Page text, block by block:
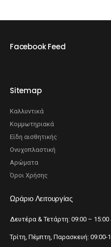
Facebook Feed
Sitemap
Καλλυντικά
Κομμωτηριακά
Είδη αισθητικής
Ονυχοπλαστική
Αρώματα
Όροι Χρήσης
Ωράριο Λειτουργίας
Δευτέρα & Τετάρτη: 09:00 – 15:00
Τρίτη, Πέμπτη, Παρασκευή: 09:00-